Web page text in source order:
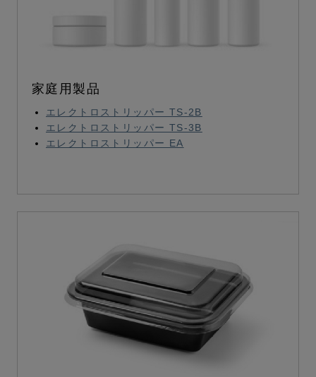
家庭用製品
エレクトロストリッパー TS-2B
エレクトロストリッパー TS-3B
エレクトロストリッパー EA